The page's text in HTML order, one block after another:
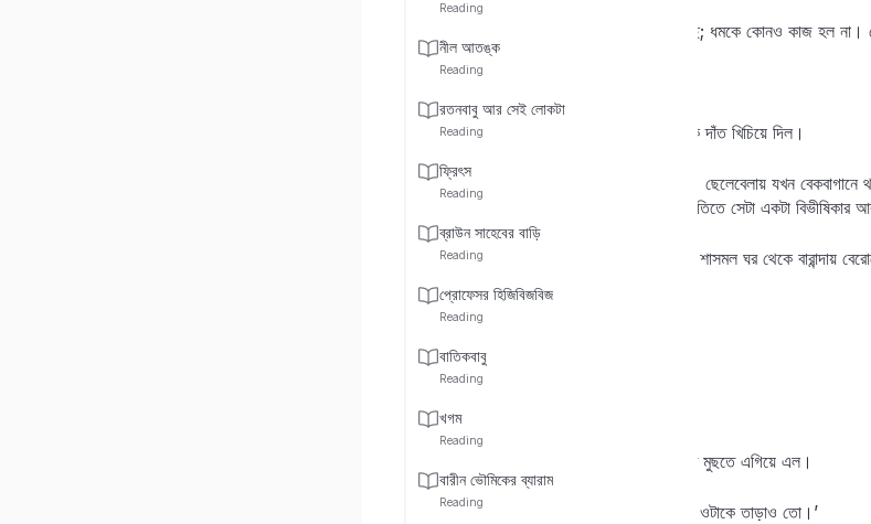
Reading
নীল আতঙ্ক
Reading
রতনবাবু আর সেই লোকটা
Reading
ফ্রিৎস
Reading
ব্রাউন সাহেবের বাড়ি
Reading
প্রোফেসর হিজিবিজবিজ
Reading
বাতিকবাবু
Reading
খগম
Reading
বারীন ভৌমিকের ব্যারাম
Reading
কুকুর ঘরের এক কোণে বসে আছে; ধমকে কোনও কাজ হল না।
এবারে কুকুরটা মিঃ শাসমলের দিকে দাঁত খিচিয়ে দিল।
মিঃ শাসমল দু’পা পিছিয়ে এলেন। ছেলেবেলায় যখন
হয় জলাতঙ্ক। মিঃ শাসমলের স্মৃতিতে সেটা একটা
আড় দৃষ্টি কুকুরের দিকে রেখে মিঃ শাসমল ঘর থেকে বারান্দায়
চৌকিদার গামছা দিয়ে হাত মুছতে মুছতে এগিয়ে এল।
‘আমার ঘরে একটা কুকুর ঢুকেছে; ওটাকে তাড়াও তো।’